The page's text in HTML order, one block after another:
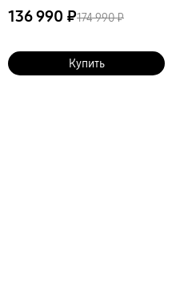
1024Gb, серебристый
136 990 ₽174 990 ₽
Купить